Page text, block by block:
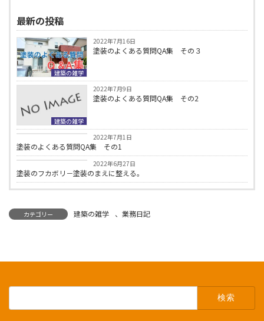
最新の投稿
建築の雑学
2022年7月16日
塗装のよくある質問QA集 その３
建築の雑学
2022年7月9日
塗装のよくある質問QA集 その2
建築の雑学
2022年7月1日
塗装のよくある質問QA集 その1
建築の雑学
2022年6月27日
塗装のフカボリ－塗装のまえに整える。
カテゴリー 建築の雑学 、 業務日記
検